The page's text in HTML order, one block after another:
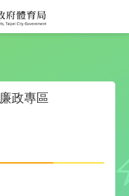
廉政專區